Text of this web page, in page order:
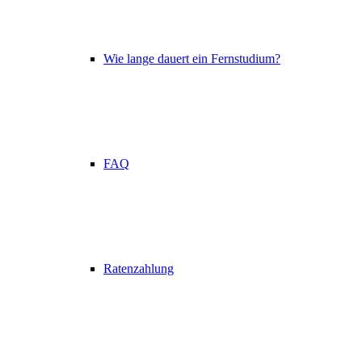
Wie lange dauert ein Fernstudium?
FAQ
Ratenzahlung